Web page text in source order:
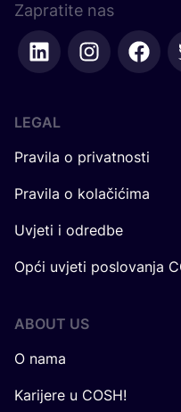
Zapratite nas
LEGAL
Pravila o privatnosti
Pravila o kolačićima
Uvjeti i odredbe
Opći uvjeti poslovanja
ABOUT US
O nama
Karijere u COSH!